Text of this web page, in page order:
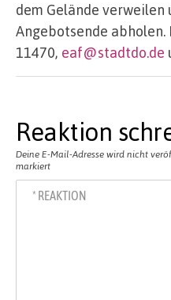
dem Gelände verweilen
Angebotsende
11470, eaf@stadtdo.de
Reaktion
Deine E-Mail-Adresse wird nicht
markiert